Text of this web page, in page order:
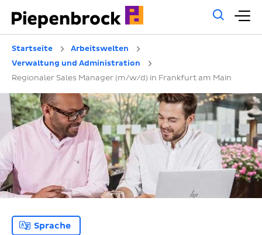
Startseite
Arbeitswelten
Verwaltung und Administration
Regionaler Sales Manager (m/w/d) in Frankfurt am Main
Sprache